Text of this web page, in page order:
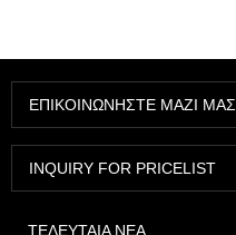
ΕΠΙΚΟΙΝΩΝΉΣΤΕ ΜΑΖΊ ΜΑΣ
INQUIRY FOR PRICELIST
ΤΕΛΕΥΤΑΊΑ ΝΈΑ